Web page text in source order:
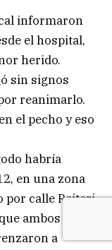
informaron
el hospital,
herido.
sin signos
reanimarlo.
el pecho y eso
habría
en una zona
por calle Reiteri
ambos
a